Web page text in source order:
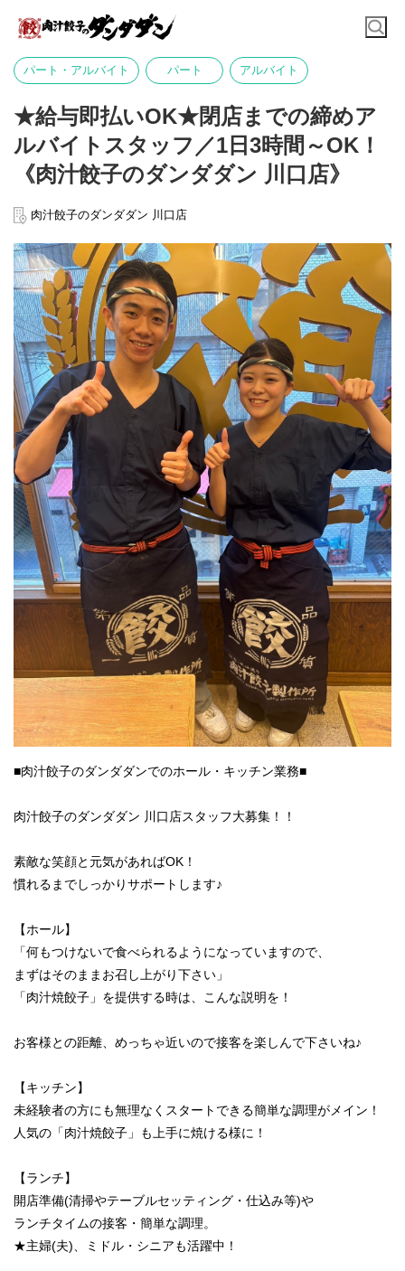
パート・アルバイト パート アルバイト
★給与即払いOK★閉店までの締めア
ルバイトスタッフ／1日3時間～OK！
《肉汁餃子のダンダダン 川口店》
肉汁餃子のダンダダン 川口店
■肉汁餃子のダンダダンでのホール・キッチン業務■
肉汁餃子のダンダダン 川口店スタッフ大募集！！
素敵な笑顔と元気があればOK！
慣れるまでしっかりサポートします♪
【ホール】
「何もつけないで食べられるようになっていますので、
まずはそのままお召し上がり下さい」
「肉汁焼餃子」を提供する時は、こんな説明を！
お客様との距離、めっちゃ近いので接客を楽しんで下さいね♪
【キッチン】
未経験者の方にも無理なくスタートできる簡単な調理がメイン！
人気の「肉汁焼餃子」も上手に焼ける様に！
【ランチ】
開店準備(清掃やテーブルセッティング・仕込み等)や
ランチタイムの接客・簡単な調理。
★主婦(夫)、ミドル・シニアも活躍中！